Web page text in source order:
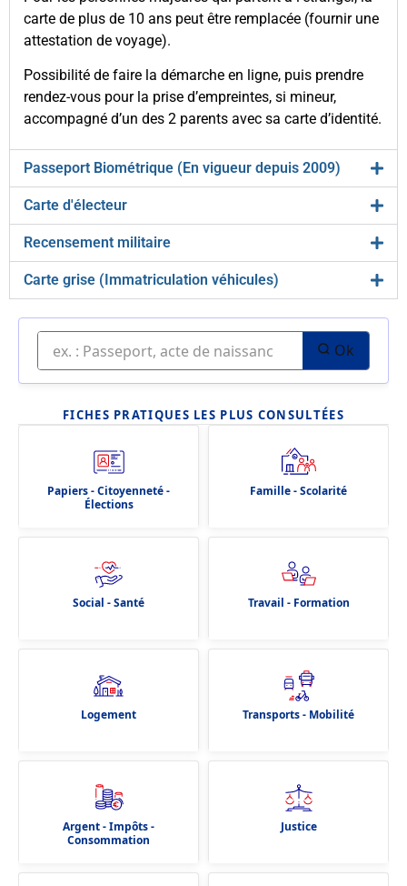
carte de plus de 10 ans peut être remplacée (fournir une
attestation de voyage).
Possibilité de faire la démarche en ligne, puis prendre
rendez-vous pour la prise d’empreintes, si mineur,
accompagné d’un des 2 parents avec sa carte d’identité.
Passeport Biométrique (En vigueur depuis 2009)
Carte d'électeur
Recensement militaire
Carte grise (Immatriculation véhicules)
Ok
FICHES PRATIQUES LES PLUS CONSULTÉES
Papiers - Citoyenneté -
Élections
Famille - Scolarité
Social - Santé Travail - Formation
Logement Transports - Mobilité
Argent - Impôts -
Consommation
Justice